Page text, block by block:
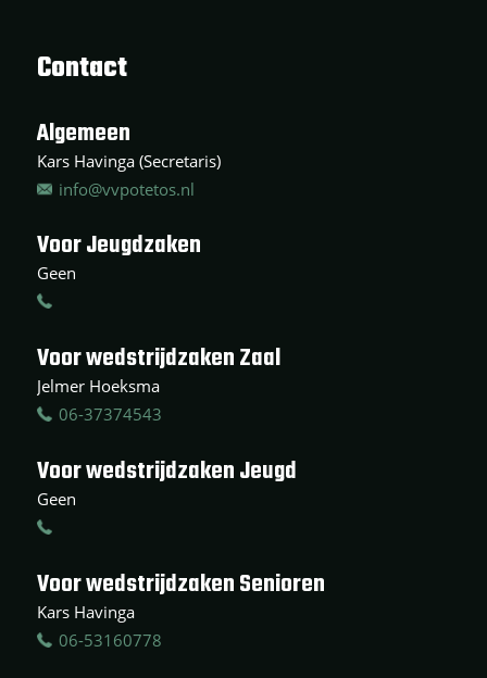
Contact
Algemeen
Kars Havinga (Secretaris)
info@vvpotetos.nl
Voor Jeugdzaken
Geen
Voor wedstrijdzaken Zaal
Jelmer Hoeksma
06-37374543
Voor wedstrijdzaken Jeugd
Geen
Voor wedstrijdzaken Senioren
Kars Havinga
06-53160778